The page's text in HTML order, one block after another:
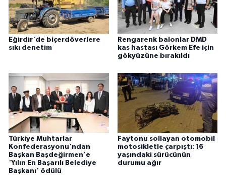
Eğirdir'de biçerdöverlere
sıkı denetim
Rengarenk balonlar DMD
kas hastası Görkem Efe için
gökyüzüne bırakıldı
Türkiye Muhtarlar
Konfederasyonu'ndan
Başkan Başdeğirmen'e
'Yılın En Başarılı Belediye
Başkanı' ödülü
Faytonu sollayan otomobil
motosikletle çarpıştı: 16
yaşındaki sürücünün
durumu ağır